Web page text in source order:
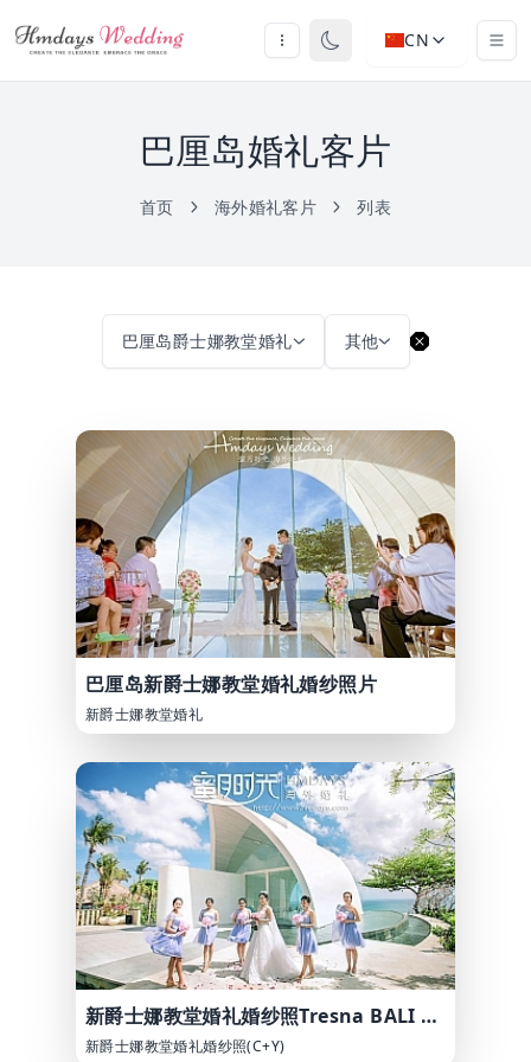
CN
巴厘岛婚礼客片
首页 海外婚礼客片 列表
巴厘岛爵士娜教堂婚礼 其他
巴厘岛新爵士娜教堂婚礼婚纱照片
新爵士娜教堂婚礼
新爵士娜教堂婚礼婚纱照Tresna BALI Ayana
新爵士娜教堂婚礼婚纱照(C+Y)